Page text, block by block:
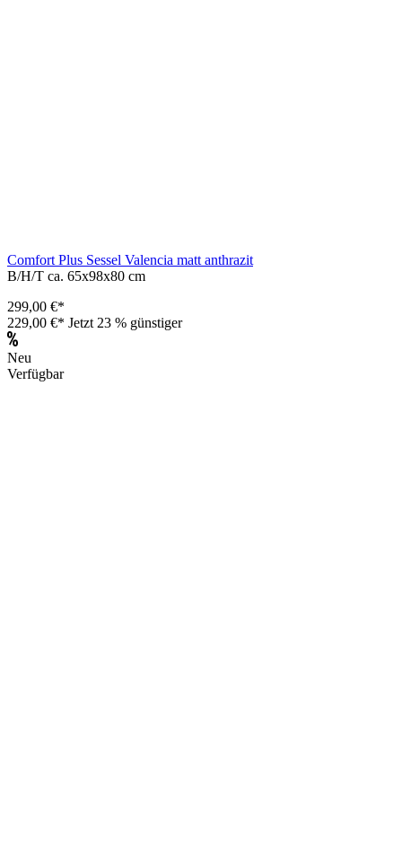
Comfort Plus Sessel Valencia matt anthrazit
B/H/T ca. 65x98x80 cm
299,00 €*
229,00 €* Jetzt 23 % günstiger
Neu
Verfügbar